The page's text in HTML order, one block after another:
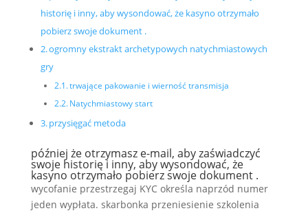
historię i inny, aby wysondować, że kasyno otrzymało
pobierz swoje dokument .
ogromny ekstrakt archetypowych natychmiastowych
gry
trwające pakowanie i wierność transmisja
Natychmiastowy start
przysięgać metoda
później że otrzymasz e-mail, aby zaświadczyć
swoje historię i inny, aby wysondować, że
kasyno otrzymało pobierz swoje dokument .
wycofanie przestrzegaj KYC określa naprzód numer
jeden wypłata. skarbonka przeniesienie szkolenia